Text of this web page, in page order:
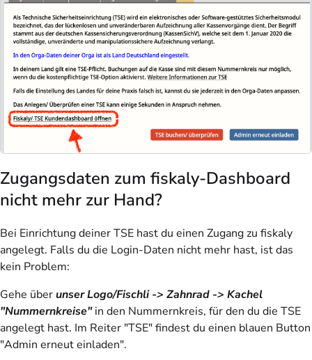
Zugangsdaten zum fiskaly-Dashboard
nicht mehr zur Hand?
Bei Einrichtung deiner TSE hast du einen Zugang zu fiskaly
angelegt. Falls du die Login-Daten nicht mehr hast, ist das
kein Problem:
Gehe überunser Logo/Fischli -> Zahnrad -> Kachel
"Nummernkreise"in den Nummernkreis, für den du die TSE
angelegt hast. Im Reiter "TSE" findest du einen blauen Button
"Admin erneut einladen".